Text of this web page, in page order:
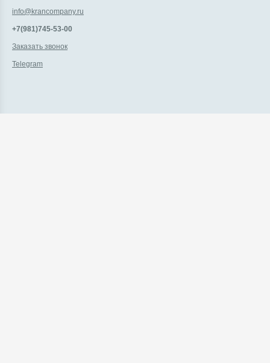
info@krancompany.ru
+7(981)745-53-00
Заказать звонок
Telegram